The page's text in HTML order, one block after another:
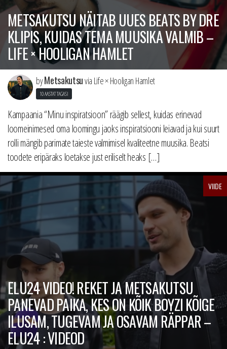
METSAKUTSU NÄITAB UUES BEATS BY DRE
KLIPIS, KUIDAS TEMA MUUSIKA VALMIB –
LIFE × HOOLIGAN HAMLET
byMetsakutsuvia Life × Hooligan Hamlet
10 AASTAT TAGASI
Kampaania “Minu inspiratsioon” räägib sellest, kuidas erinevad
loomeinimesed oma loomingu jaoks inspiratsiooni leiavad ja kui suurt
rolli mängib parimate taieste valmimisel kvaliteetne muusika. Beatsi
toodete eripäraks loetakse just eriliselt heaks […]
VIIDE
ELU24 VIDEO! REKET JA METSAKUTSU
PANEVAD PAIKA, KES ON KÕIK BOYZI KÕIGE
ILUSAM, TUGEVAM JA OSAVAM RÄPPAR –
ELU24 : VIDEOD